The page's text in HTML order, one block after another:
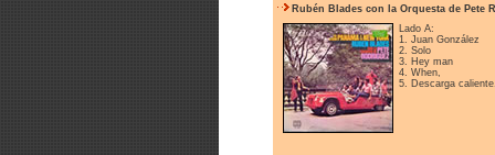
Rubén Blades con la Orquesta de Pete
Lado A:
1. Juan González
2. Solo
3. Hey man
4. When,
5. Descarga